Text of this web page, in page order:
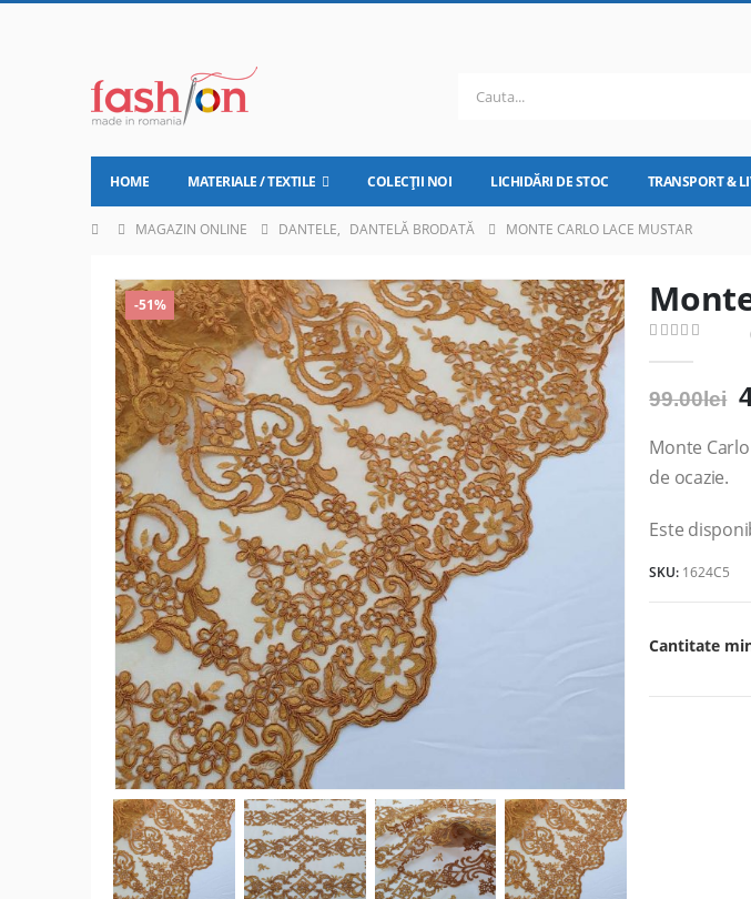
HOME MATERIALE / TEXTILE COLECȚII NOI LICHIDĂRI DE STOC TRANSPORT &
MAGAZIN ONLINE DANTELE, DANTELĂ BRODATĂ MONTE CARLO LACE MUSTAR
-51%
99.00lei
a
Monte
de ocazie.
Este
SKU: 1624C5
Cantitate